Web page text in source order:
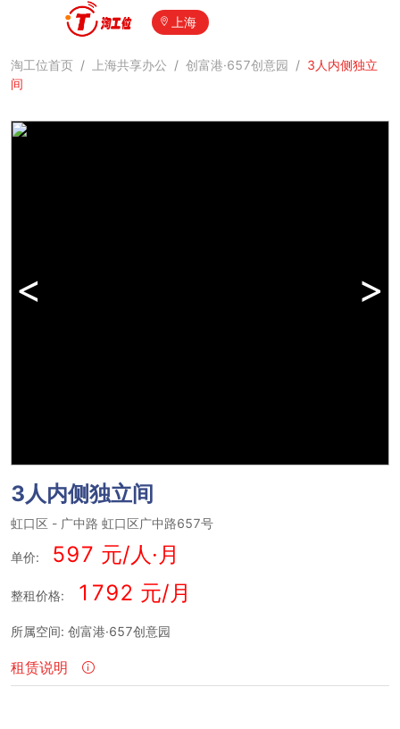
上海
淘工位首页 / 上海共享办公 / 创富港·657创意园 / 3人内侧独立
间
< >
3人内侧独立间
虹口区 - 广中路 虹口区广中路657号
单价: 597 元/人·月
整租价格: 1792 元/月
所属空间: 创富港·657创意园
租赁说明